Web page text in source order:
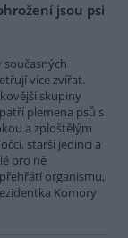
jsou psi
současných
více zvířat.
skupiny
plemena psů s
a zploštělým
starší jedinci a
pro ně
organismu,
Komory